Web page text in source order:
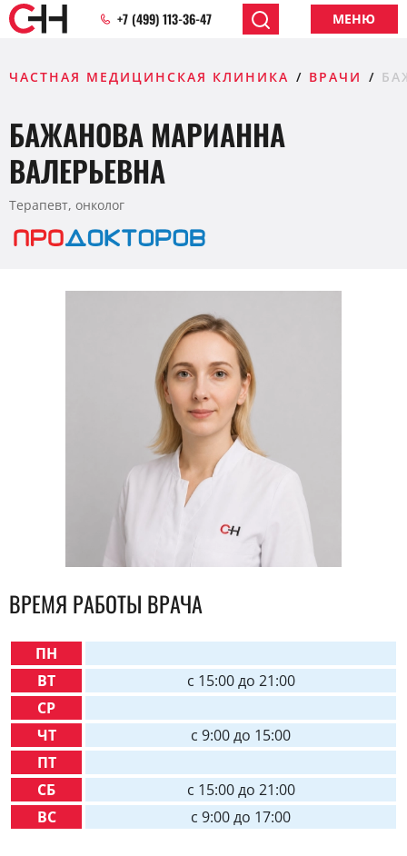
+7 (499) 113-36-47 МЕНЮ
ЧАСТНАЯ МЕДИЦИНСКАЯ КЛИНИКА ВРАЧИ
БАЖАНОВА МАРИАННА
ВАЛЕРЬЕВНА
Терапевт, онколог
ВРЕМЯ РАБОТЫ ВРАЧА
ПН
ВТ
СР
ЧТ
ПТ
СБ
ВС
c 15:00 до 21:00
c 9:00 до 15:00
c 15:00 до 21:00
c 9:00 до 17:00